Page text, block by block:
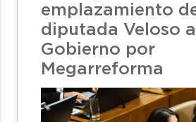
emplazamiento
diputada Veloso al
Gobierno por
Megarreforma